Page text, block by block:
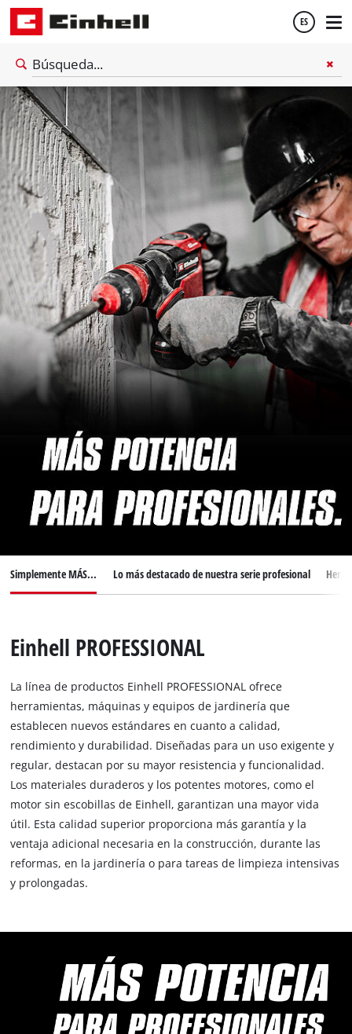
ES
Español
English
Simplemente MÁS... Lo más destacado de nuestra serie profesional
Einhell PROFESSIONAL
La línea de productos Einhell PROFESSIONAL ofrece
herramientas, máquinas y equipos de jardinería que
establecen nuevos estándares en cuanto a calidad,
rendimiento y durabilidad. Diseñadas para un uso exigente y
regular, destacan por su mayor resistencia y funcionalidad.
Los materiales duraderos y los potentes motores, como el
motor sin escobillas de Einhell, garantizan una mayor vida
útil. Esta calidad superior proporciona más garantía y la
ventaja adicional necesaria en la construcción, durante las
reformas, en la jardinería o para tareas de limpieza intensivas
y prolongadas.